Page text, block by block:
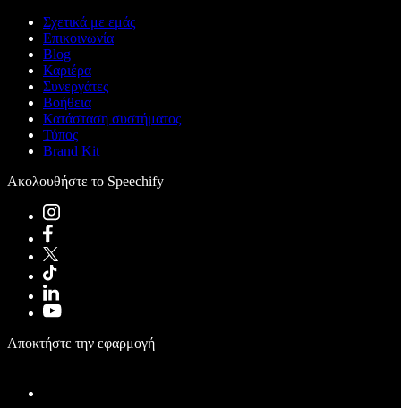
Σχετικά με εμάς
Επικοινωνία
Blog
Καριέρα
Συνεργάτες
Βοήθεια
Κατάσταση συστήματος
Τύπος
Brand Kit
Ακολουθήστε το Speechify
Αποκτήστε την εφαρμογή